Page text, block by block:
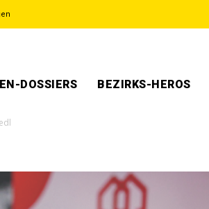
DOSSIERS BEZIRKS-HEROS